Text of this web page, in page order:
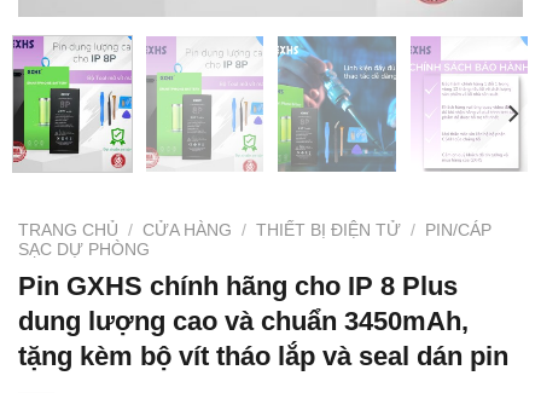
TRANG CHỦ / CỬA HÀNG / THIẾT BỊ ĐIỆN TỬ /
PIN/CÁP
SẠC DỰ PHÒNG
Pin GXHS chính hãng cho IP 8 Plus
dung lượng cao và chuẩn 3450mAh,
tặng kèm bộ vít tháo lắp và seal dán pin